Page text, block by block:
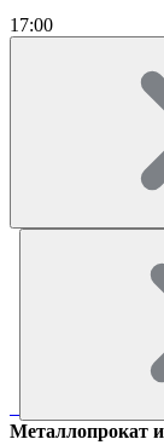
17:00
Металлопрокат